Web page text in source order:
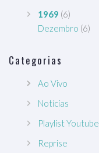
1969 (6)
Dezembro (6)
Categorias
Ao Vivo
Notícias
Playlist Youtube
Reprise